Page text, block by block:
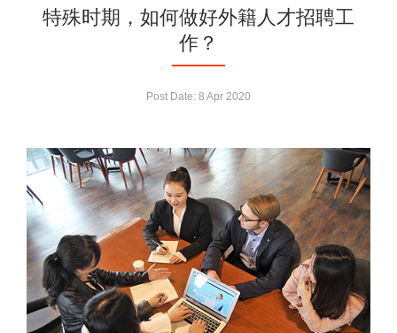
特殊时期，如何做好外籍人才招聘工
作？
Post Date: 8 Apr 2020